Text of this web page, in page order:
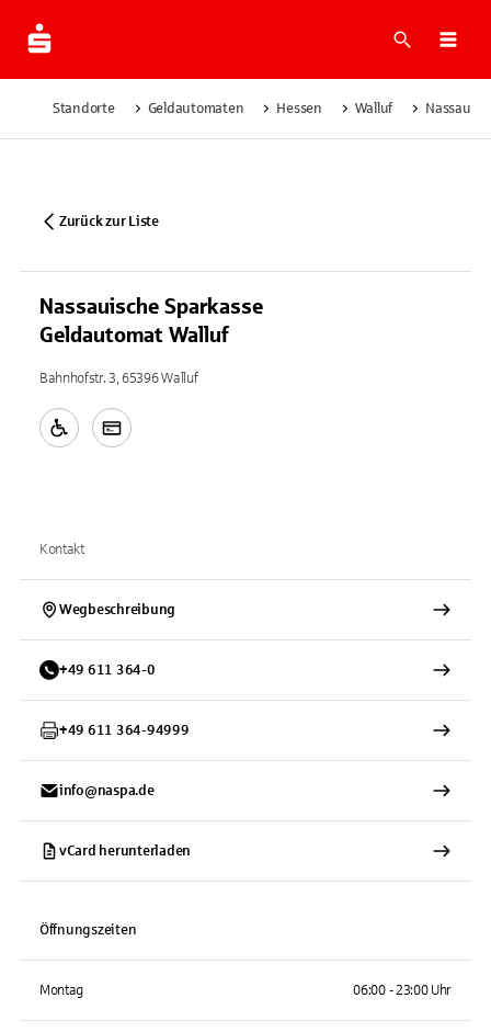
Suche
Standorte Geldautomaten Hessen Walluf
Zurück zur Liste
Nassauische Sparkasse
Geldautomat Walluf
Bahnhofstr. 3, 65396 Walluf
Kontakt
Wegbeschreibung
+49 611 364-0
+49 611 364-94999
info@naspa.de
vCard herunterladen
Öffnungszeiten
Montag 06:00 - 23:00 Uhr